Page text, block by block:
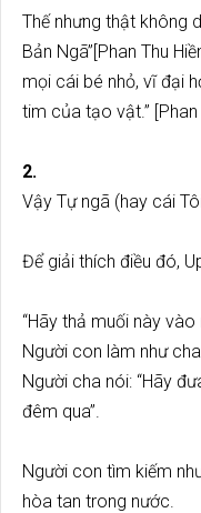
Thế nhưng thật không
Bản Ngã”[Phan Thu
mọi cái bé nhỏ, vĩ đại
tim của tạo vật.” [Phan
2.
Vậy Tự ngã (hay cái
Để giải thích điều đó,
“Hãy thả muối này
Người con làm như
Người cha nói: “Hãy
đêm qua”.
Người con tìm kiếm
hòa tan trong nước.